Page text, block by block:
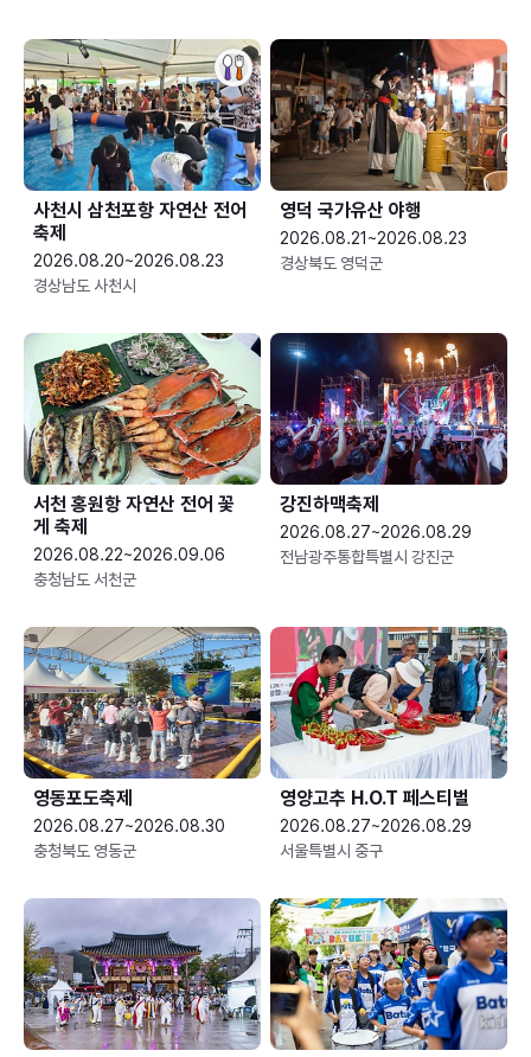
사천시 삼천포항 자연산 전어
축제
2026.08.20~2026.08.23
경상남도 사천시
영덕 국가유산 야행
2026.08.21~2026.08.23
경상북도 영덕군
서천 홍원항 자연산 전어 꽃
게 축제
2026.08.22~2026.09.06
충청남도 서천군
강진하맥축제
2026.08.27~2026.08.29
전남광주통합특별시 강진군
영동포도축제
2026.08.27~2026.08.30
충청북도 영동군
영양고추 H.O.T 페스티벌
2026.08.27~2026.08.29
서울특별시 중구